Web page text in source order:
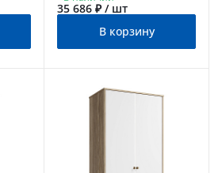
35 686 ₽ / шт
В корзину